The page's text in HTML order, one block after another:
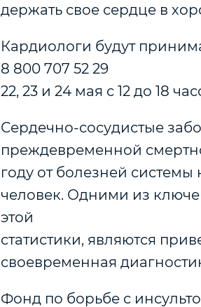
держать свое сердце в
Кардиологи будут
8 800 707 52 29
22, 23 и 24 мая с 12 до 18
Сердечно-сосудистые
преждевременной
году от болезней
человек. Одними из
этой
статистики, являются
своевременная
Фонд по борьбе с